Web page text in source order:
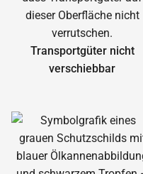
Transportgüter nicht
verschiebbar